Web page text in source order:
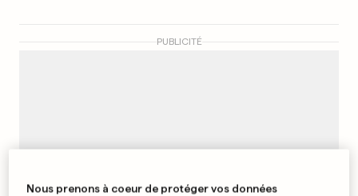
PUBLICITÉ
Nous prenons à coeur de protéger vos données